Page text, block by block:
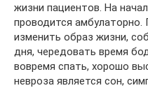
жизни пациентов. На
проводится
изменить образ жизни,
дня, чередовать время
вовремя спать, хорошо
невроза является сон,